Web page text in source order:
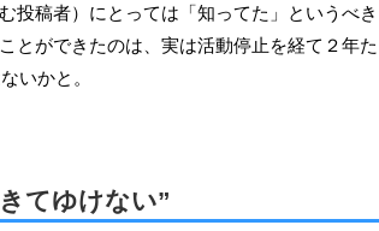
投稿者）にとっては「知ってた」というべき
とができたのは、実は活動停止を経て２年た
いかと。
てゆけない”